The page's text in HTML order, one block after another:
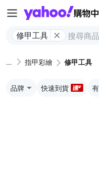
修甲工具
指甲彩繪 修甲工具
品牌 快速到貨